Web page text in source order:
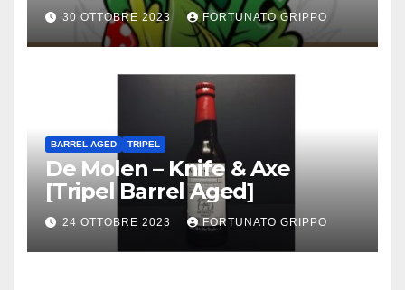
30 OTTOBRE 2023 FORTUNATO GRIPPO
BARREL AGED TRIPEL
De Molen – Knife & Axe
[Tripel Barrel Aged]
24 OTTOBRE 2023 FORTUNATO GRIPPO